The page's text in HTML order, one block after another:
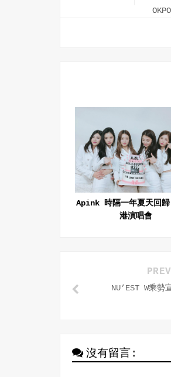
Apink 時隔一年夏天回
港演唱會
NU’EST W乘勢
沒有留言: